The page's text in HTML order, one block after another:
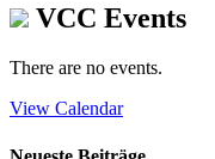
VCC Events
There are no events.
View Calendar